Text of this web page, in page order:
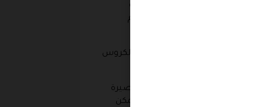
والصنادل والابوات والأحذية
من الأحذية المفتوحة من الأمام
ألوان مختلفة من الحقائب الكروس
أفضل منها إلا داخل سيفي .
المختلفة الطويلة أو القصيرة
على اليد أو الرقبة وأيضا يمكن